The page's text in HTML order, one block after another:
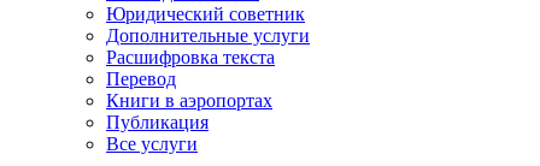
Юридический советник
Дополнительные услуги
Расшифровка текста
Перевод
Книги в аэропортах
Публикация
Все услуги